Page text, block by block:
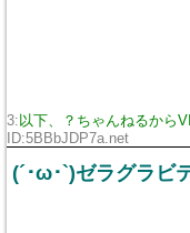
3: 以下、？ちゃんねるから
ID:5BBbJDP7a.net
(´･ω･`)ゼラグラビ